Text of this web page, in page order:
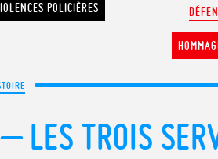
POLICIÈRES
LES TROIS